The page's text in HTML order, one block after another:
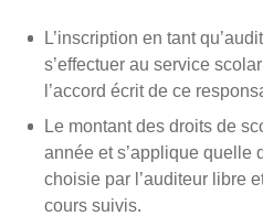
L’inscription en tant
s’effectuer au service
l’accord écrit de ce
Le montant des droits de
année et s’applique quelle
choisie par l’auditeur libre
cours suivis.